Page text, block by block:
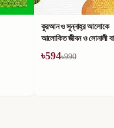
কুরআন ও সুন্নাহ্‌র আলোকে
আলোকিত জীবন ও সোনালী
৳594৳990